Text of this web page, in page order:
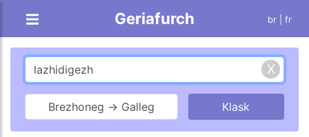
Geriafurch br | fr
Brezhoneg → Galleg